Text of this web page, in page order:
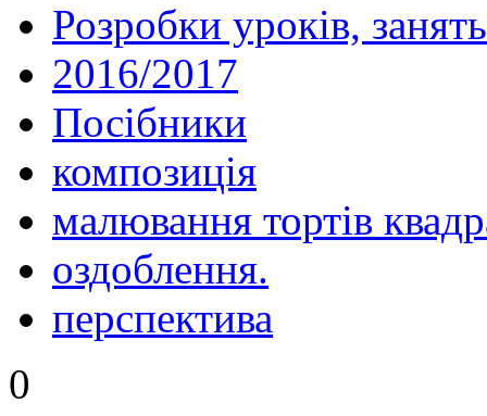
Розробки уроків, занять
2016/2017
Посібники
композиція
малювання тортів
оздоблення.
перспектива
0